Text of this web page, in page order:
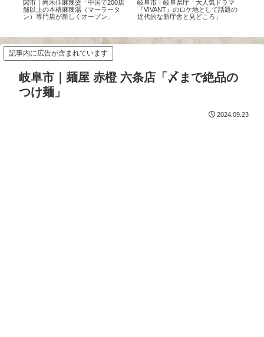
関市｜尚禾佳麻辣烫「中国で200店
舗以上の本格麻辣湯（マーラータ
ン）専門店が新しくオープン」
岐阜市｜岐阜県庁「大人気ドラマ
『VIVANT』のロケ地として話題の
近代的な新庁舎と見どころ」
記事内に広告が含まれています
岐阜市｜麺屋 赤橙 六条店「〆まで絶品の
つけ麺」
2024.09.23